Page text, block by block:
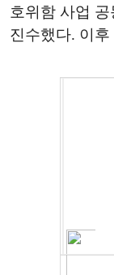
호위함 사업
진수했다. 이